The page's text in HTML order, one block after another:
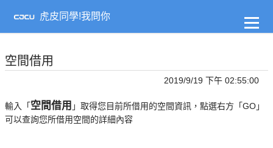
主
容
虎皮同學!我問你
空間借用
2019/9/19 下午 02:55:00
輸入「 空間借用 」取得您目前所借用的空間資訊，點選右方「GO」
可以查詢您所借用空間的詳細內容